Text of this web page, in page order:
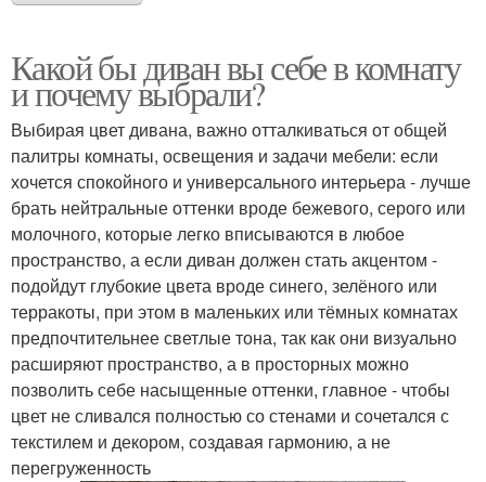
Какой бы диван вы себе в комнату
и почему выбрали?
Выбирая цвет дивана, важно отталкиваться от общей
палитры комнаты, освещения и задачи мебели: если
хочется спокойного и универсального интерьера - лучше
брать нейтральные оттенки вроде бежевого, серого или
молочного, которые легко вписываются в любое
пространство, а если диван должен стать акцентом -
подойдут глубокие цвета вроде синего, зелёного или
терракоты, при этом в маленьких или тёмных комнатах
предпочтительнее светлые тона, так как они визуально
расширяют пространство, а в просторных можно
позволить себе насыщенные оттенки, главное - чтобы
цвет не сливался полностью со стенами и сочетался с
текстилем и декором, создавая гармонию, а не
перегруженность